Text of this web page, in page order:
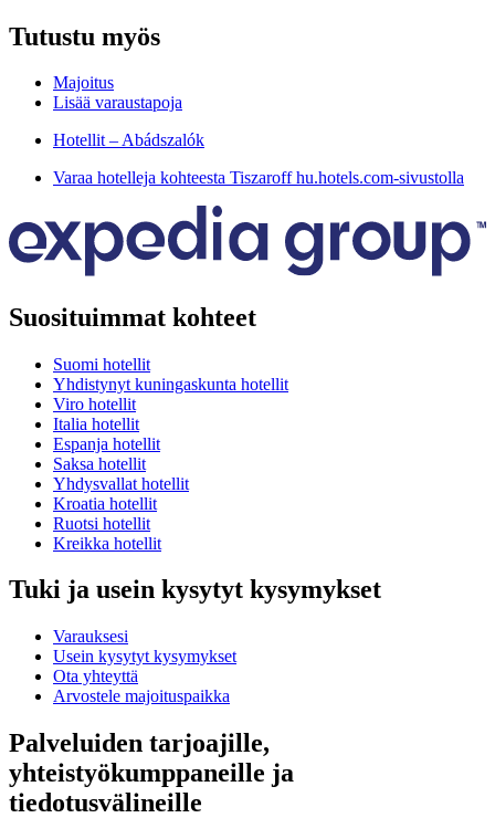
Tutustu myös
Majoitus
Lisää varaustapoja
Hotellit – Abádszalók
Varaa hotelleja kohteesta Tiszaroff hu.hotels.com-sivustolla
Suosituimmat kohteet
Suomi hotellit
Yhdistynyt kuningaskunta hotellit
Viro hotellit
Italia hotellit
Espanja hotellit
Saksa hotellit
Yhdysvallat hotellit
Kroatia hotellit
Ruotsi hotellit
Kreikka hotellit
Tuki ja usein kysytyt kysymykset
Varauksesi
Usein kysytyt kysymykset
Ota yhteyttä
Arvostele majoituspaikka
Palveluiden tarjoajille,
yhteistyökumppaneille ja
tiedotusvälineille